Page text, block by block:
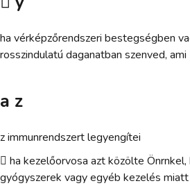
ha vérképzőrendszeri bestegségben
rosszindulatú daganatban szenved, ami
a z
z immunrendszert legyengítei
 ha kezelőorvosa azt közölte
gyógyszerek vagy egyéb kezelés